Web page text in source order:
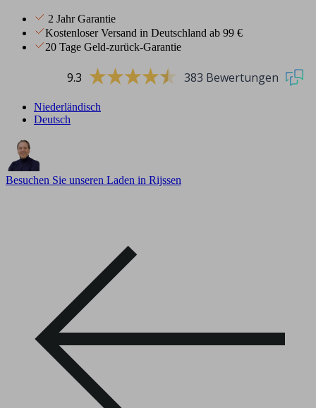
2 Jahr Garantie
Kostenloser Versand in Deutschland ab 99 €
20 Tage Geld-zurück-Garantie
9.3 383 Bewertungen
Niederländisch
Deutsch
Besuchen Sie unseren Laden in Rijssen